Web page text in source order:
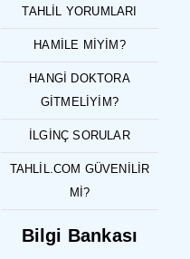
TAHLIL YORUMLARI
HAMILE MIYIM?
HANGI DOKTORA
GITMELIYIM?
İLGINÇ SORULAR
TAHLIL.COM GÜVENILIR
MI?
Bilgi Bankası